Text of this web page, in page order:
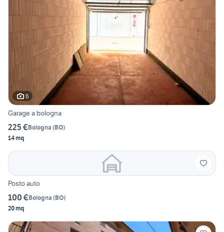
6
Garage a bologna
225 €Bologna (BO)
14 mq
Posto auto
100 €Bologna (BO)
20 mq